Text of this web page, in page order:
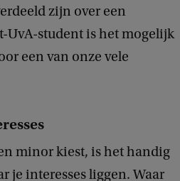
zijn over een
UvA-student is het mogelijk
een van onze vele
minor kiest, is het handig
je interesses liggen. Waar
a